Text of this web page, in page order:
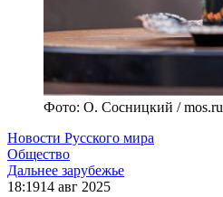
Фото: О. Сосницкий / mos.ru
Новости Русского мира
Общество
Дальнее зарубежье
18:1914 авг 2025